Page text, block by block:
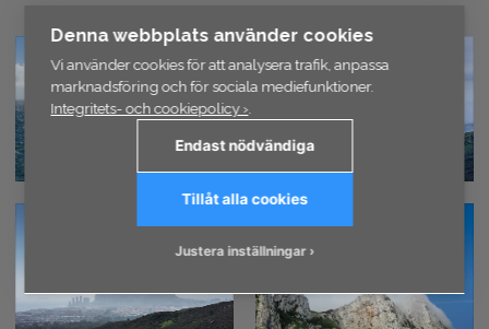
Denna webbplats använder cookies
Vi använder cookies för att analysera trafik, anpassa
marknadsföring och för sociala mediefunktioner.
Integritets- och cookiepolicy ›.
Endast nödvändiga
Tillåt alla cookies
Justera inställningar